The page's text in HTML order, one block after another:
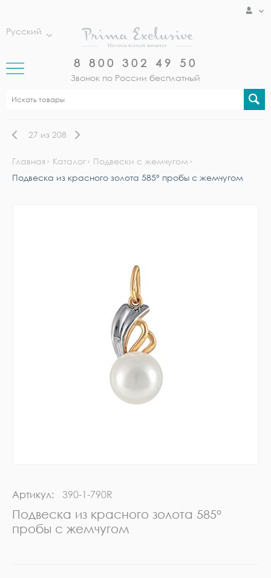
Русский
8 800 302 49 50
Звонок по России бесплатный
27 из 208
Главная Каталог
Подвески с жемчугом
Подвеска из красного золота 585° пробы с жемчугом
Артикул: 390-1-790R
Подвеска из красного золота 585°
пробы с жемчугом